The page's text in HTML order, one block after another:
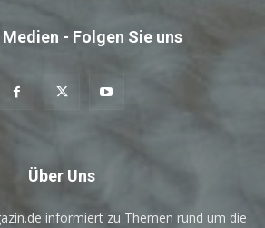
- Folgen Sie uns
Über Uns
informiert zu Themen rund um die